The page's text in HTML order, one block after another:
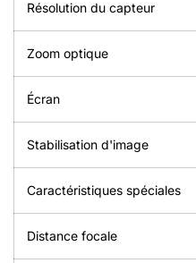
Résolution du capteur
Zoom optique
Écran
Stabilisation d'image
Caractéristiques spéciales
Distance focale